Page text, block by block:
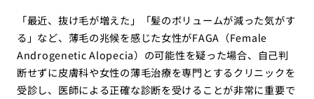
「最近、抜け毛が増えた」「髪のボリュームが減った気がす
る」など、薄毛の兆候を感じた女性がFAGA（Female
Androgenetic Alopecia）の可能性を疑った場合、自己判
断せずに皮膚科や女性の薄毛治療を専門とするクリニックを
受診し、医師による正確な診断を受けることが非常に重要で